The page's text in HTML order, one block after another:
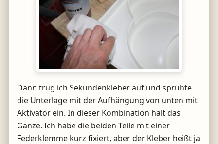
Dann trug ich Sekundenkleber auf und sprühte
die Unterlage mit der Aufhängung von unten mit
Aktivator ein. In dieser Kombination hält das
Ganze. Ich habe die beiden Teile mit einer
Federklemme kurz fixiert, aber der Kleber heißt ja